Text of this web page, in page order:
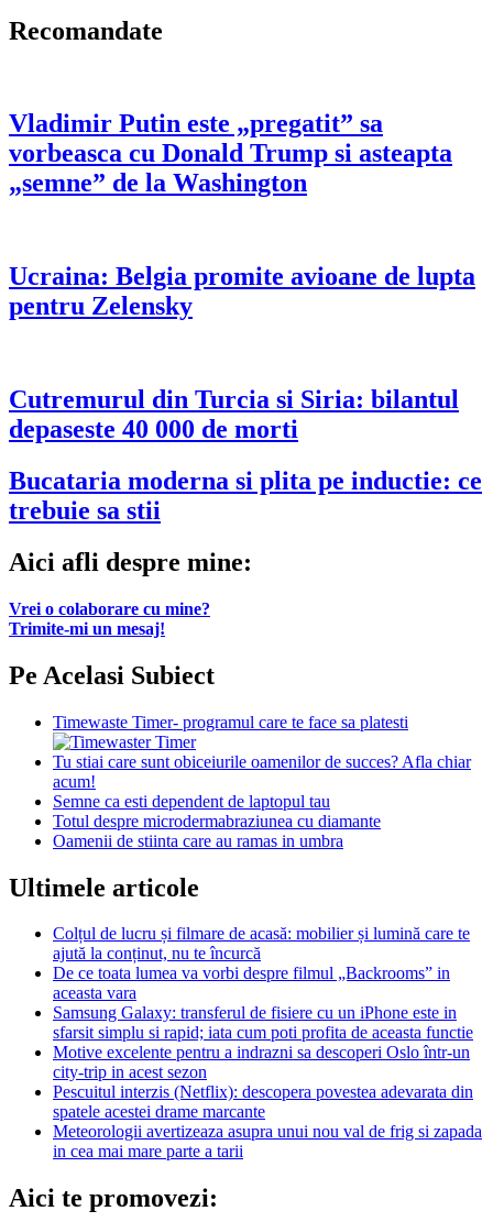
Recomandate
Vladimir Putin este „pregatit” sa
vorbeasca cu Donald Trump si asteapta
„semne” de la Washington
Ucraina: Belgia promite avioane de lupta
pentru Zelensky
Cutremurul din Turcia si Siria: bilantul
depaseste 40 000 de morti
Bucataria moderna si plita pe inductie: ce
trebuie sa stii
Aici afli despre mine:
Vrei o colaborare cu mine?
Trimite-mi un mesaj!
Pe Acelasi Subiect
Timewaste Timer- programul care te face sa platesti
Tu stiai care sunt obiceiurile oamenilor de succes? Afla chiar
acum!
Semne ca esti dependent de laptopul tau
Totul despre microdermabraziunea cu diamante
Oamenii de stiinta care au ramas in umbra
Ultimele articole
Colțul de lucru și filmare de acasă: mobilier și lumină care te
ajută la conținut, nu te încurcă
De ce toata lumea va vorbi despre filmul „Backrooms” in
aceasta vara
Samsung Galaxy: transferul de fisiere cu un iPhone este in
sfarsit simplu si rapid; iata cum poti profita de aceasta functie
Motive excelente pentru a indrazni sa descoperi Oslo într-un
city-trip in acest sezon
Pescuitul interzis (Netflix): descopera povestea adevarata din
spatele acestei drame marcante
Meteorologii avertizeaza asupra unui nou val de frig si zapada
in cea mai mare parte a tarii
Aici te promovezi: